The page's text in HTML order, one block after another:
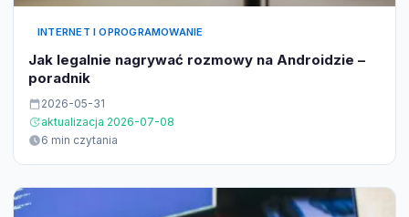
INTERNET I OPROGRAMOWANIE
Jak legalnie nagrywać rozmowy na Androidzie –
poradnik
2026-05-31
aktualizacja 2026-07-08
6 min czytania